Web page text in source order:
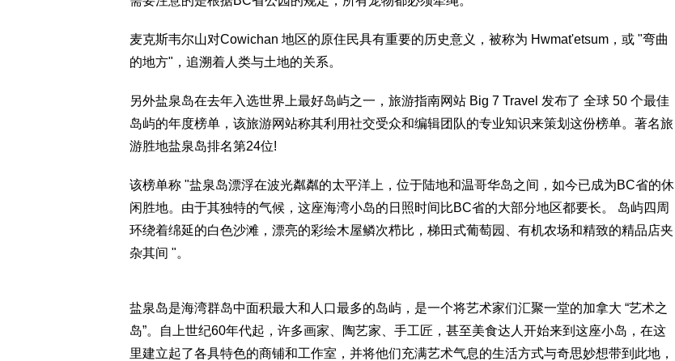
麦克斯韦尔山对Cowichan 地区的原住民具有重要的历史意义，被称为 Hwmat'etsum，或 "弯曲
的地方"，追溯着人类与土地的关系。
另外盐泉岛在去年入选世界上最好岛屿之一，旅游指南网站 Big 7 Travel 发布了 全球 50 个最佳
岛屿的年度榜单，该旅游网站称其利用社交受众和编辑团队的专业知识来策划这份榜单。著名旅
游胜地盐泉岛排名第24位!
该榜单称 "盐泉岛漂浮在波光粼粼的太平洋上，位于陆地和温哥华岛之间，如今已成为BC省的休
闲胜地。由于其独特的气候，这座海湾小岛的日照时间比BC省的大部分地区都要长。 岛屿四周
环绕着绵延的白色沙滩，漂亮的彩绘木屋鳞次栉比，梯田式葡萄园、有机农场和精致的精品店夹
杂其间 "。
盐泉岛是海湾群岛中面积最大和人口最多的岛屿，是一个将艺术家们汇聚一堂的加拿大 “艺术之
岛”。自上世纪60年代起，许多画家、陶艺家、手工匠，甚至美食达人开始来到这座小岛，在这
里建立起了各具特色的商铺和工作室，并将他们充满艺术气息的生活方式与奇思妙想带到此地，